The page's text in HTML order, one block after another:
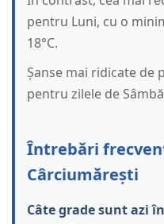
pentru Luni, cu o
18°C.
Șanse mai ridicate
pentru zilele de
Întrebări
Cârciumărești
Câte grade sunt azi